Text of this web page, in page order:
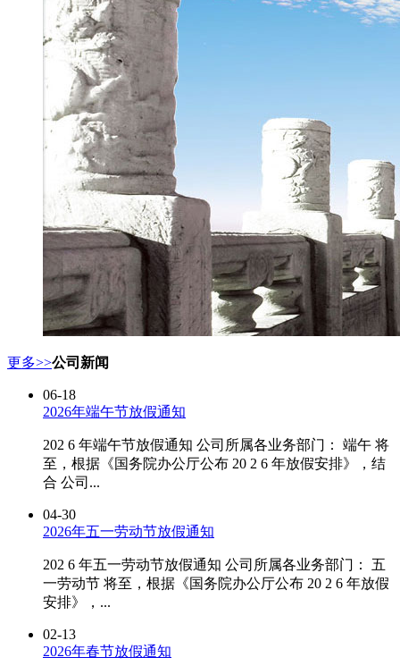
更多>>公司新闻
06-18
2026年端午节放假通知
202 6 年端午节放假通知 公司所属各业务部门： 端午 将
至，根据《国务院办公厅公布 20 2 6 年放假安排》，结
合 公司...
04-30
2026年五一劳动节放假通知
202 6 年五一劳动节放假通知 公司所属各业务部门： 五
一劳动节 将至，根据《国务院办公厅公布 20 2 6 年放假
安排》，...
02-13
2026年春节放假通知